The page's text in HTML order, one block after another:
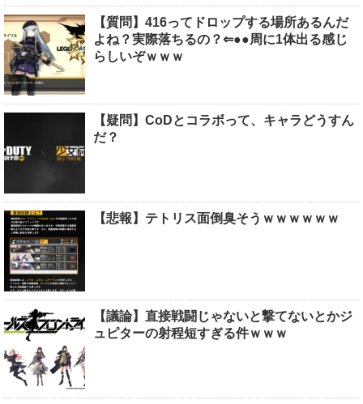
【質問】416ってドロップする場所あるんだ
よね？実際落ちるの？⇐●●周に1体出る感じ
らしいぞｗｗｗ
【疑問】CoDとコラボって、キャラどうすん
だ？
【悲報】テトリス面倒臭そうｗｗｗｗｗｗ
【議論】直接戦闘じゃないと撃てないとかジ
ュピターの射程短すぎる件ｗｗｗ